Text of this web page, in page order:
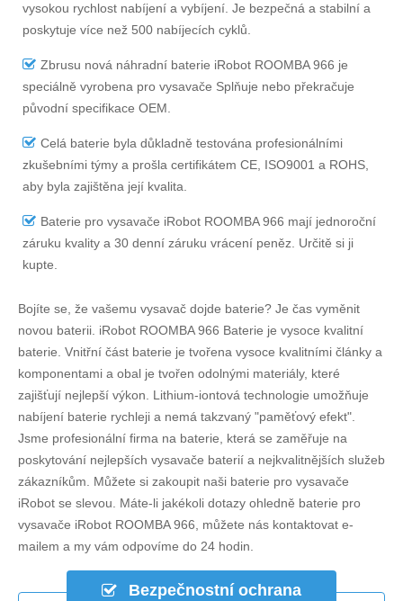
vysokou rychlost nabíjení a vybíjení. Je bezpečná a stabilní a
poskytuje více než 500 nabíjecích cyklů.
Zbrusu nová náhradní baterie iRobot ROOMBA 966 je
speciálně vyrobena pro vysavače Splňuje nebo překračuje
původní specifikace OEM.
Celá baterie byla důkladně testována profesionálními
zkušebními týmy a prošla certifikátem CE, ISO9001 a ROHS,
aby byla zajištěna její kvalita.
Baterie pro vysavače iRobot ROOMBA 966 mají jednoroční
záruku kvality a 30 denní záruku vrácení peněz. Určitě si ji
kupte.
Bojíte se, že vašemu vysavač dojde baterie? Je čas vyměnit
novou baterii. iRobot ROOMBA 966 Baterie je vysoce kvalitní
baterie. Vnitřní část baterie je tvořena vysoce kvalitními články a
komponentami a obal je tvořen odolnými materiály, které
zajišťují nejlepší výkon. Lithium-iontová technologie umožňuje
nabíjení baterie rychleji a nemá takzvaný "paměťový efekt".
Jsme profesionální firma na baterie, která se zaměřuje na
poskytování nejlepších vysavače baterií a nejkvalitnějších služeb
zákazníkům. Můžete si zakoupit naši baterie pro vysavače
iRobot se slevou. Máte-li jakékoli dotazy ohledně baterie pro
vysavače iRobot ROOMBA 966, můžete nás kontaktovat e-
mailem a my vám odpovíme do 24 hodin.
Bezpečnostní ochrana